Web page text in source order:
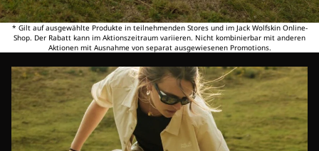
* Gilt auf ausgewählte Produkte in teilnehmenden Stores und im Jack Wolfskin Online-
Shop. Der Rabatt kann im Aktionszeitraum variieren. Nicht kombinierbar mit anderen
Aktionen mit Ausnahme von separat ausgewiesenen Promotions.